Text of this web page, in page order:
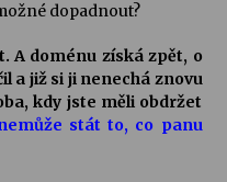
dopadnout?
A doménu získá zpět, o
a již si ji nenechá znovu
kdy jste měli obdržet
stát to, co panu